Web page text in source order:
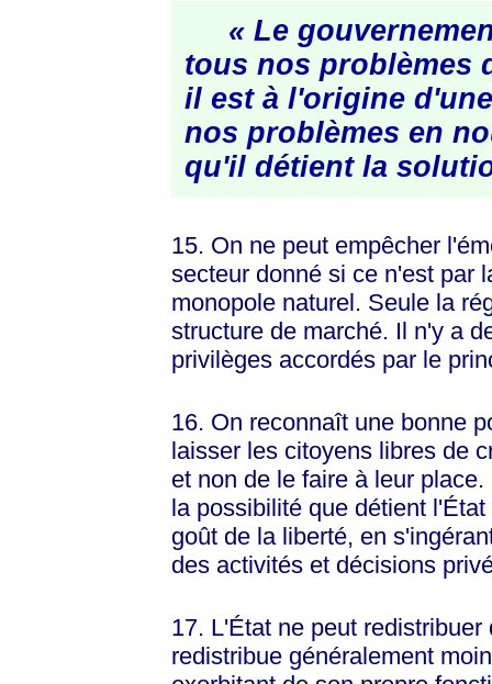
« Le
tous nos problèmes
il est à l'origine
nos problèmes en
qu'il détient la
15. On ne peut empêcher
secteur donné si ce n'est par
monopole naturel. Seule la
structure de marché. Il n'y a
privilèges accordés par le
16. On reconnaît une bonne
laisser les citoyens libres de
et non de le faire à leur
la possibilité que détient
goût de la liberté, en
des activités et décisions
17. L'État ne peut
redistribue généralement